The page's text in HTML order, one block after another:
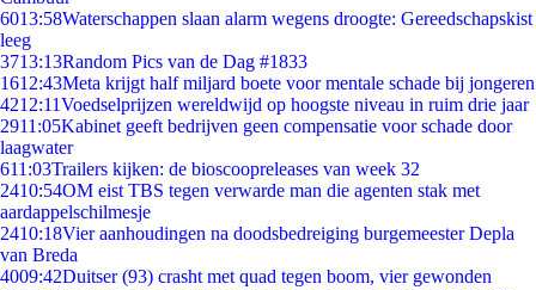
6013:58Waterschappen slaan alarm wegens droogte: Gereedschapskist
leeg
3713:13Random Pics van de Dag #1833
1612:43Meta krijgt half miljard boete voor mentale schade bij jongeren
4212:11Voedselprijzen wereldwijd op hoogste niveau in ruim drie jaar
2911:05Kabinet geeft bedrijven geen compensatie voor schade door
laagwater
611:03Trailers kijken: de bioscoopreleases van week 32
2410:54OM eist TBS tegen verwarde man die agenten stak met
aardappelschilmesje
2410:18Vier aanhoudingen na doodsbedreiging burgemeester Depla
van Breda
4009:42Duitser (93) crasht met quad tegen boom, vier gewonden